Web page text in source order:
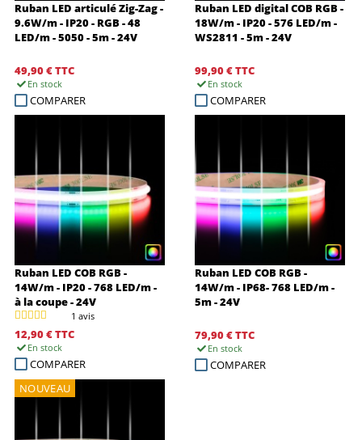
Ruban LED articulé Zig-Zag -
9.6W/m - IP20 - RGB - 48
LED/m - 5050 - 5m - 24V
49,90 €TTC
En stock
COMPARER
Ruban LED digital COB RGB -
18W/m - IP20 - 576 LED/m -
WS2811 - 5m - 24V
99,90 €TTC
En stock
COMPARER
Ruban LED COB RGB -
14W/m - IP20 - 768 LED/m -
à la coupe - 24V
1 avis
12,90 €TTC
En stock
COMPARER
Ruban LED COB RGB -
14W/m - IP68- 768 LED/m -
5m - 24V
79,90 €TTC
En stock
COMPARER
NOUVEAU